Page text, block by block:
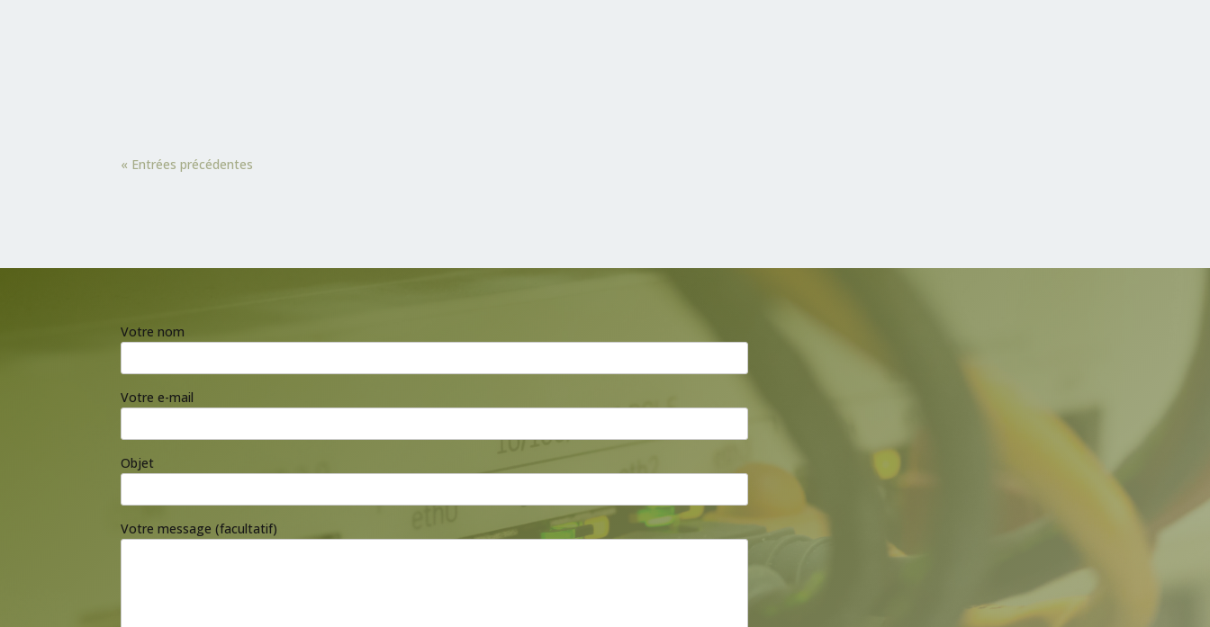
« Entrées précédentes
POUR OBTENIR VOTRE DEVIS
Votre nom
Votre e-mail
Objet
Votre message (facultatif)
Adresse
01 BP 9224 Ouaga Zogona
info@cvp.bf